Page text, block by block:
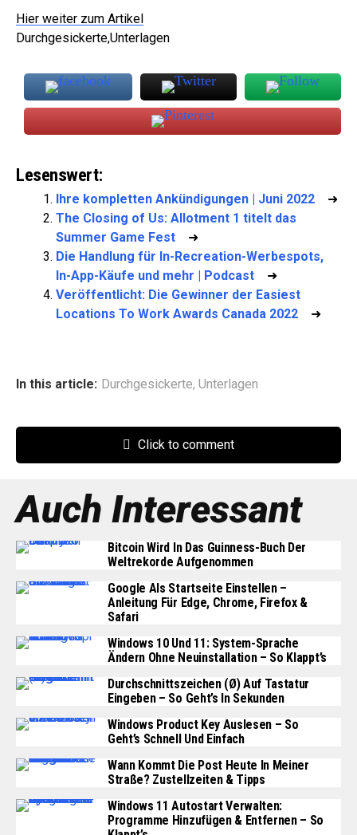
Hier weiter zum Artikel
Durchgesickerte,Unterlagen
Lesenswert:
Ihre kompletten Ankündigungen | Juni 2022 ➜
The Closing of Us: Allotment 1 titelt das
Summer Game Fest ➜
Die Handlung für In-Recreation-Werbespots,
In-App-Käufe und mehr | Podcast ➜
Veröffentlicht: Die Gewinner der Easiest
Locations To Work Awards Canada 2022 ➜
In this article: Durchgesickerte, Unterlagen
Click to comment
Auch Interessant
Bitcoin Wird In Das Guinness-Buch Der
Weltrekorde Aufgenommen
Google Als Startseite Einstellen –
Anleitung Für Edge, Chrome, Firefox &
Safari
Windows 10 Und 11: System-Sprache
Ändern Ohne Neuinstallation – So Klappt’s
Durchschnittszeichen (Ø) Auf Tastatur
Eingeben – So Geht’s In Sekunden
Windows Product Key Auslesen – So
Geht’s Schnell Und Einfach
Wann Kommt Die Post Heute In Meiner
Straße? Zustellzeiten & Tipps
Windows 11 Autostart Verwalten:
Programme Hinzufügen & Entfernen – So